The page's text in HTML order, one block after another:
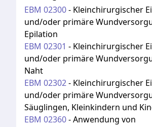
EBM 02300- Kleinchirurgischer
und/oder primäre
Epilation
EBM 02301 - Kleinchirurgischer
und/oder primäre
Naht
EBM 02302- Kleinchirurgischer
und/oder primäre
Säuglingen, Kleinkindern und
EBM 02360-Anwendung von